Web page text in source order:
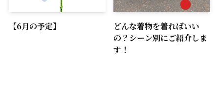
【6月の予定】
どんな着物を着ればいい
の？シーン別にご紹介しま
す！